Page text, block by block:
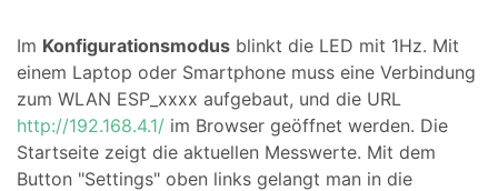
Im Konfigurationsmodus blinkt die LED mit 1Hz. Mit
einem Laptop oder Smartphone muss eine Verbindung
zum WLAN ESP_xxxx aufgebaut, und die URL
http://192.168.4.1/ im Browser geöffnet werden. Die
Startseite zeigt die aktuellen Messwerte. Mit dem
Button "Settings" oben links gelangt man in die